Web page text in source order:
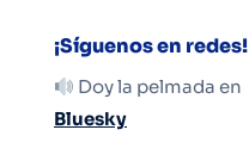
¡Síguenos en redes!
Doy la pelmada en
Bluesky